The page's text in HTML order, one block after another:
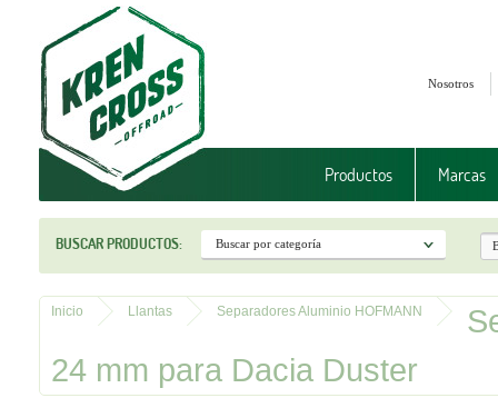
Nosotros
Productos Marcas
BUSCAR PRODUCTOS:
Inicio Llantas Separadores Aluminio HOFMANN
24 mm para Dacia Duster